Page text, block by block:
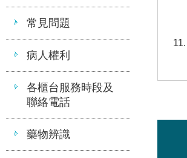
常見問題
病人權利
各櫃台服務時段及
聯絡電話
藥物辨識